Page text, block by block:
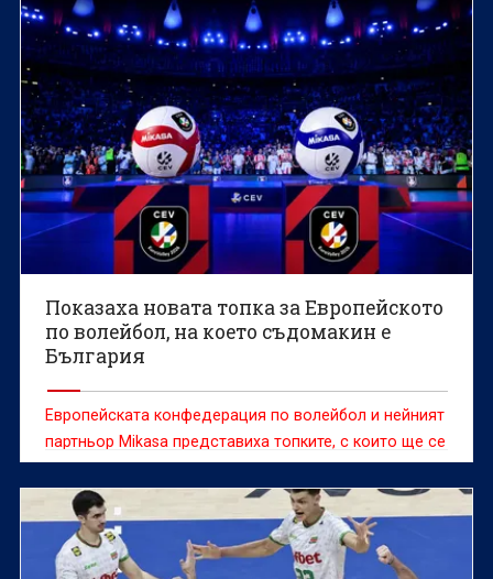
Показаха новата топка за Европейското
по волейбол, на което съдомакин е
България
Европейската конфедерация по волейбол и нейният
партньор Mikasa представиха топките, с които ще се
играят Европейските първенства за мъже и жени
през 2026 година.